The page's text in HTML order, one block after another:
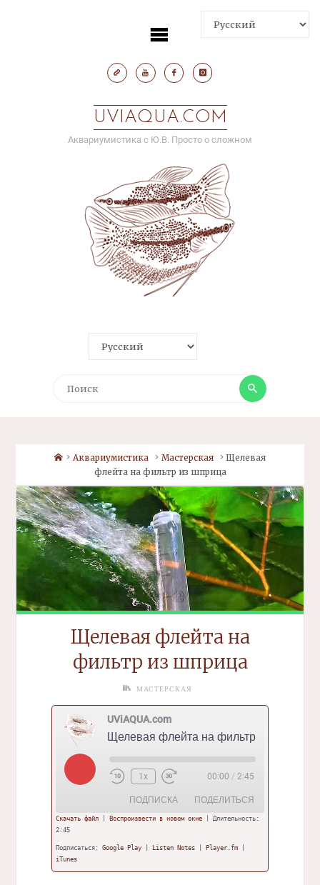
UVIAQUA.COM
Аквариумистика с Ю.В. Просто о сложном
Поиск
HomeАквариумистика Мастерская
Щелевая
флейта нафильтр из шприца
Щелевая флейта на
фильтр из шприца
МАСТЕРСКАЯ
UViAQUA.com
Щелевая флейта нафильтр
Play
Episode
1x 00:00 / 2:45
ПОДПИСКА ПОДЕЛИТЬСЯ
Google Play Listen Notes
ЬСЯ
ССЫЛКА
Скачать файл| Воспроизвести в новом окне| Длительность:
2:45
Подписаться: Google Play| Listen Notes| Player.fm|
iTunes